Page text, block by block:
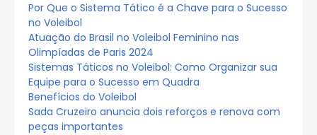
Por Que o Sistema Tático é a Chave para o Sucesso
no Voleibol
Atuação do Brasil no Voleibol Feminino nas
Olimpíadas de Paris 2024
Sistemas Táticos no Voleibol: Como Organizar sua
Equipe para o Sucesso em Quadra
Benefícios do Voleibol
Sada Cruzeiro anuncia dois reforços e renova com
peças importantes